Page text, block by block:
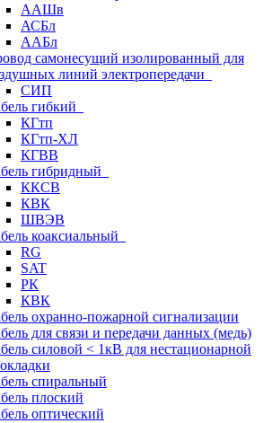
ААШв
АСБл
ААБл
самонесущий изолированный для
линий электропередачи
СИП
гибкий
КГтп
КГтп-ХЛ
КГВВ
гибридный
ККСВ
КВК
ШВЭВ
коаксиальный
RG
SAT
РК
КВК
охранно-пожарной сигнализации
для связи и передачи данных (медь)
силовой < 1кВ для нестационарной
спиральный
плоский
оптический